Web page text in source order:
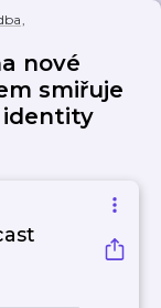
,
nové
smiřuje
identity